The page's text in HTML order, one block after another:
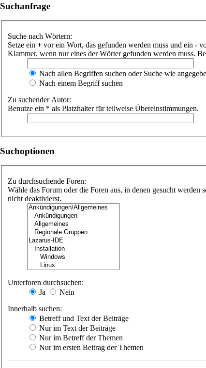
Suchanfrage
Suche nach Wörtern:
Setze ein + vor ein Wort, das gefunden werden muss und ein -
Klammer, wenn nur eines der Wörter gefunden werden muss.
Nach allen Begriffen suchen oder Suche wie
Nach einem Begriff suchen
Zu suchender Autor:
Benutze ein * als Platzhalter für teilweise Übereinstimmungen.
Suchoptionen
Zu durchsuchende Foren:
Wähle das Forum oder die Foren aus, in denen gesucht
nicht deaktivierst.
Unterforen durchsuchen:
Ja
Nein
Innerhalb suchen:
Betreff und Text der Beiträge
Nur im Text der Beiträge
Nur im Betreff der Themen
Nur im ersten Beitrag der Themen